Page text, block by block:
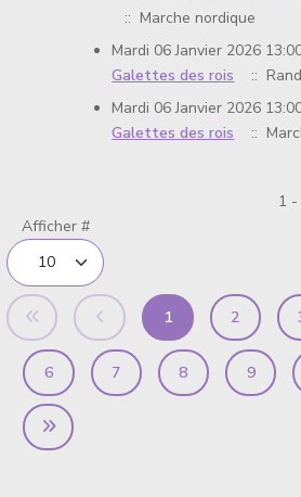
:: Marche nordique
Mardi 06 Janvier 2026
Galettes des rois
::
Mardi 06 Janvier 2026
Galettes des rois
::
1 -
Afficher #
1 2
6 7 8 9